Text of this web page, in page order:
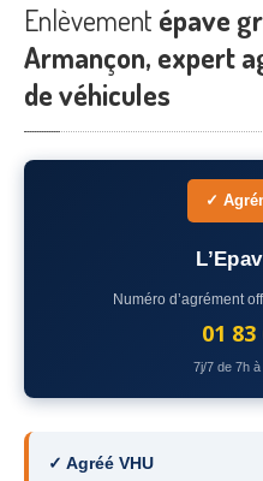
Destructionde voiture
EpavisteGratuit
Rachatvoiture
Où?
– Seine-et-Marne
– Yvelines
– Hauts-de-Seine
93– Seine-Saint-Denis
94 – Val-de-Marne
Enlèvement épave
Armançon, expert
de véhicules
✓
Numéro d’agrément
01 83
7j/7 de 7h
✓ Agréé VHU